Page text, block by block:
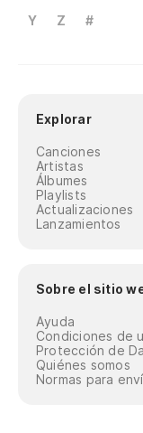
Y
Z #
Explorar
Canciones
Artistas
Álbumes
Playlists
Actualizaciones
Lanzamientos
Sobre el sitio
Ayuda
Condiciones de
Protección de
Quiénes somos
Normas para